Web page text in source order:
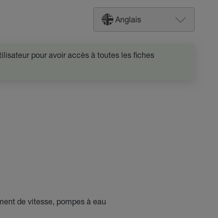
Anglais
pour avoir accès à toutes les fiches
de vitesse, pompes à eau